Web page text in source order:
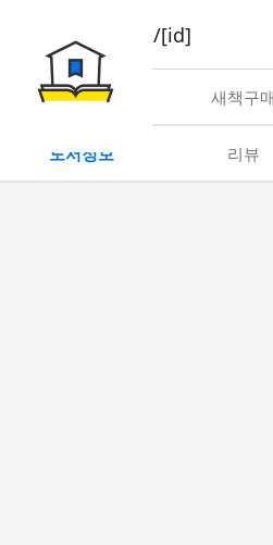
book/rent/[id]
대여 새책구매
도서정보 리뷰